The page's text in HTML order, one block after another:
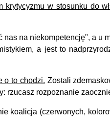
krytycyzmu w stosunku do
na niekompetencję", a u
a jest to
o to chodzi. Zostali
rzucasz rozpoznanie
(czerwonych,